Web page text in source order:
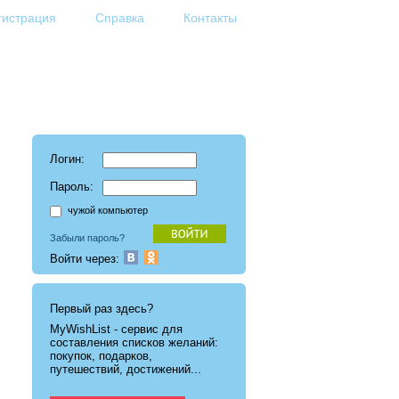
Справка Контакты
Логин:
Пароль:
чужой компьютер
Забыли пароль?
Войти через:
Первый раз здесь?
MyWishList - cервис для
составления списков желаний:
покупок, подарков,
путешествий, достижений...